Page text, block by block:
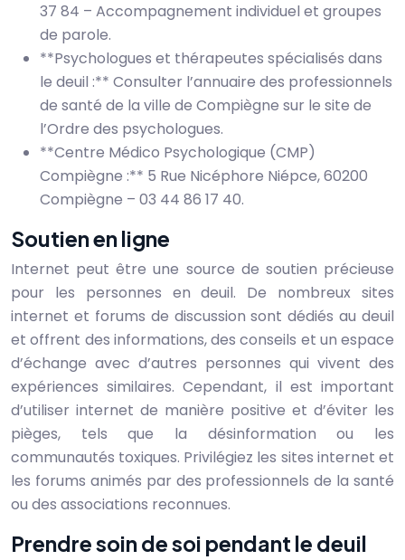
37 84 – Accompagnement individuel et groupes
de parole.
**Psychologues et thérapeutes spécialisés dans
le deuil :** Consulter l’annuaire des professionnels
de santé de la ville de Compiègne sur le site de
l’Ordre des psychologues.
**Centre Médico Psychologique (CMP)
Compiègne :** 5 Rue Nicéphore Niépce, 60200
Compiègne – 03 44 86 17 40.
Soutien en ligne
Internet peut être une source de soutien précieuse
pour les personnes en deuil. De nombreux sites
internet et forums de discussion sont dédiés au deuil
et offrent des informations, des conseils et un espace
d’échange avec d’autres personnes qui vivent des
expériences similaires. Cependant, il est important
d’utiliser internet de manière positive et d’éviter les
pièges, tels que la désinformation ou les
communautés toxiques. Privilégiez les sites internet et
les forums animés par des professionnels de la santé
ou des associations reconnues.
Prendre soin de soi pendant le deuil